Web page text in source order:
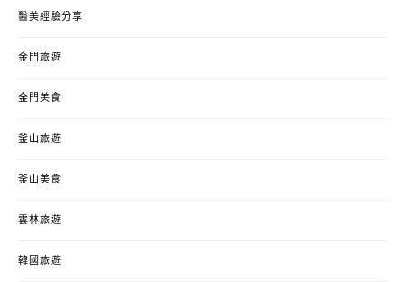
醫美經驗分享
金門旅遊
金門美食
釜山旅遊
釜山美食
雲林旅遊
韓國旅遊